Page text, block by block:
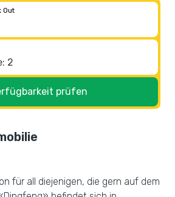
Out
prüfen
für all diejenigen, die gern auf dem